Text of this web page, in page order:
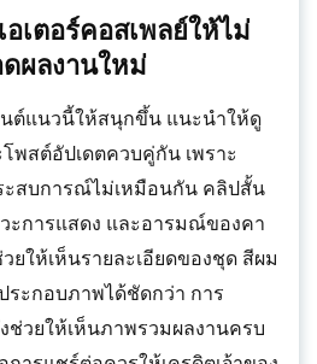
เตอร์คอสเพลย์ให้ไม่
ผลงานใหม่
ต์แนวนี้ให้สนุกขึ้น แนะนำให้ดู
พสต์อัปเดตควบคู่กัน เพราะ
สบการณ์ไม่เหมือนกัน คลิปสั้น
ะการแสดง และอารมณ์ของคา
ยให้เห็นรายละเอียดของชุด สีผม
ระกอบภาพได้ชัดกว่า การ
ช่วยให้เห็นภาพรวมผลงานครบ